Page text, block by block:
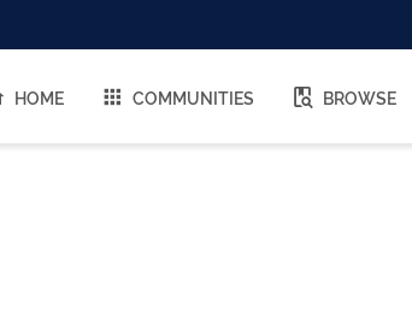
HOME COMMUNITIES BROWSE